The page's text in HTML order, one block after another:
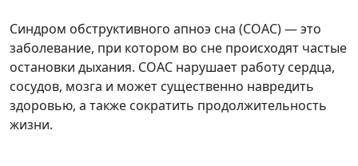
Синдром обструктивного апноэ сна (СОАС) — это
заболевание, при котором во сне происходят частые
остановки дыхания. СОАС нарушает работу сердца,
сосудов, мозга и может существенно навредить
здоровью, а также сократить продолжительность
жизни.